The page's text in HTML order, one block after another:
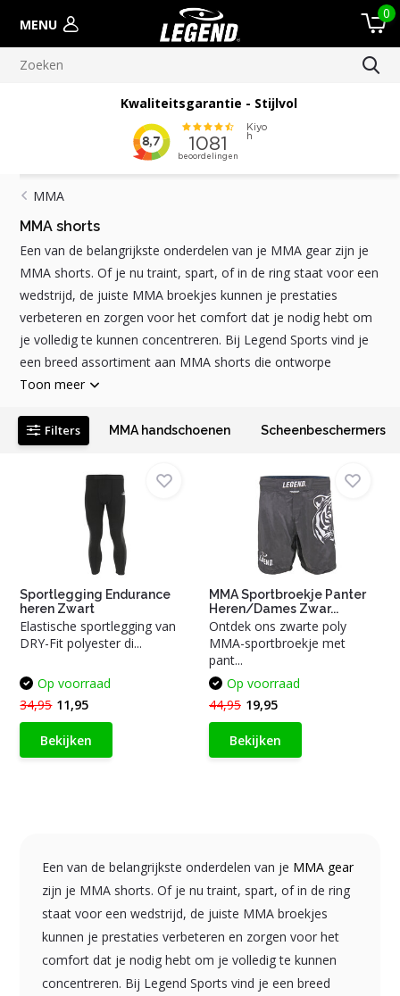
MENU
0
Kwaliteitsgarantie - Stijlvol
MMA
MMA shorts
Een van de belangrijkste onderdelen van je MMA gear zijn je
MMA shorts. Of je nu traint, spart, of in de ring staat voor een
wedstrijd, de juiste MMA broekjes kunnen je prestaties
verbeteren en zorgen voor het comfort dat je nodig hebt om
je volledig te kunnen concentreren. Bij Legend Sports vind je
een breed assortiment aan MMA shorts die ontworpe
Toon meer
Filters MMA handschoenen Scheenbeschermers
Sportlegging Endurance
heren Zwart
Elastische sportlegging van
DRY-Fit polyester di...
Op voorraad
34,95 11,95
Bekijken
MMA Sportbroekje Panter
Heren/Dames Zwar...
Ontdek ons zwarte poly
MMA-sportbroekje met
pant...
Op voorraad
44,95 19,95
Bekijken
Een van de belangrijkste onderdelen van je MMA gear
zijn je MMA shorts. Of je nu traint, spart, of in de ring
staat voor een wedstrijd, de juiste MMA broekjes
kunnen je prestaties verbeteren en zorgen voor het
comfort dat je nodig hebt om je volledig te kunnen
concentreren. Bij Legend Sports vind je een breed